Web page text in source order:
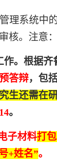
理系统中
核。注意
。根据齐
答辩，包
生还需在
。
子材料打
+姓名”。